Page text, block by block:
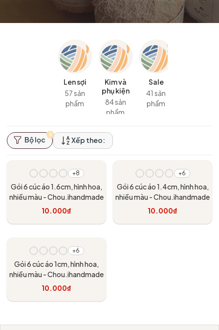
Len sợi
57 sản
phẩm
Kim và
phụ kiện
84 sản
phẩm
Sale
41 sản
phẩm
Bộ lọc
0
Xếp theo:
+8
Gói 6 cúc áo 1.6cm, hình hoa,
nhiều màu - Chou.ihandmade
10.000₫
+6
Gói 6 cúc áo 1.4cm, hình hoa,
nhiều màu - Chou.ihandmade
10.000₫
+6
Gói 6 cúc áo 1cm, hình hoa,
nhiều màu - Chou.ihandmade
10.000₫